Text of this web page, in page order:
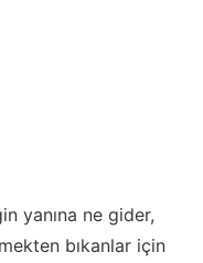
yanına ne gider,
bıkanlar için